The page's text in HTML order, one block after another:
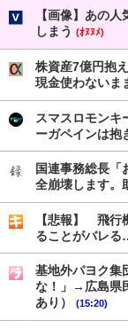
【画像】あの
しまう (ｵﾇﾇﾒ)
株資産7億円抱
現金使わないま
スマスロモン
ーガペインは抱
国連事務総長「
全崩壊します。
【悲報】 飛行
ることがバレ
基地外パヨク集
な！」→広島県
あり）
(15:20)